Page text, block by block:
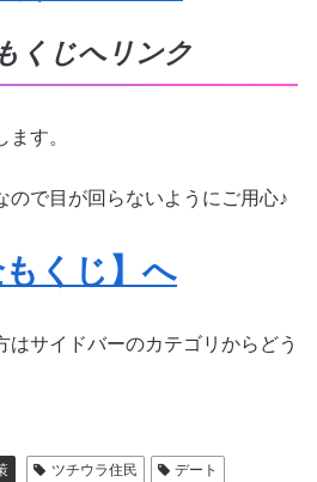
くじへリンク
す。
ので目が回らないようにご用心♪
もくじ】へ
はサイドバーのカテゴリからどう
ツチウラ住民
デート